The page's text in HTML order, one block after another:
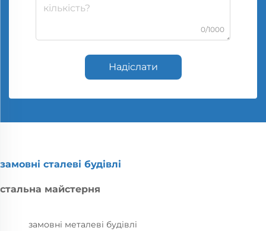
0/1000
Надіслати
замовні сталеві будівлі
стальна майстерня
замовні металеві будівлі